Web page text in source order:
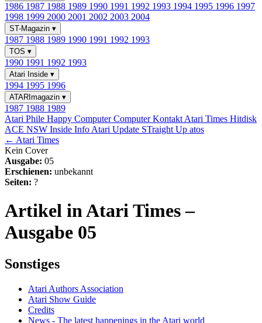
1986 1987 1988 1989 1990 1991 1992 1993 1994 1995 1996 1997
1998 1999 2000 2001 2002 2003 2004
ST-Magazin ▾
1987 1988 1989 1990 1991 1992 1993
TOS ▾
1990 1991 1992 1993
Atari Inside ▾
1994 1995 1996
ATARImagazin ▾
1987 1988 1989
Atari Phile Happy ComputerComputer Kontakt Atari Times Hitdisk
ACE NSW Inside Info Atari Update STraight Up atos
← Atari Times
Kein Cover
Ausgabe: 05
Erschienen: unbekannt
Seiten: ?
Artikel in Atari Times –
Ausgabe 05
Sonstiges
Atari Authors Association
Atari Show Guide
Credits
News - The latest happenings in the Atari world